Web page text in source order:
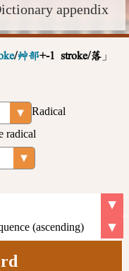
appendix
/艸部+-1 stroke/落 」
Radical
radical